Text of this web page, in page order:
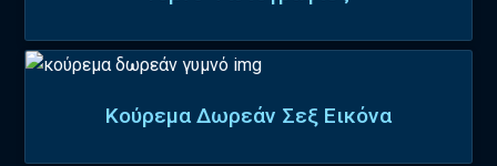
Κούρεμα Δωρεάν Σεξ Εικόνα